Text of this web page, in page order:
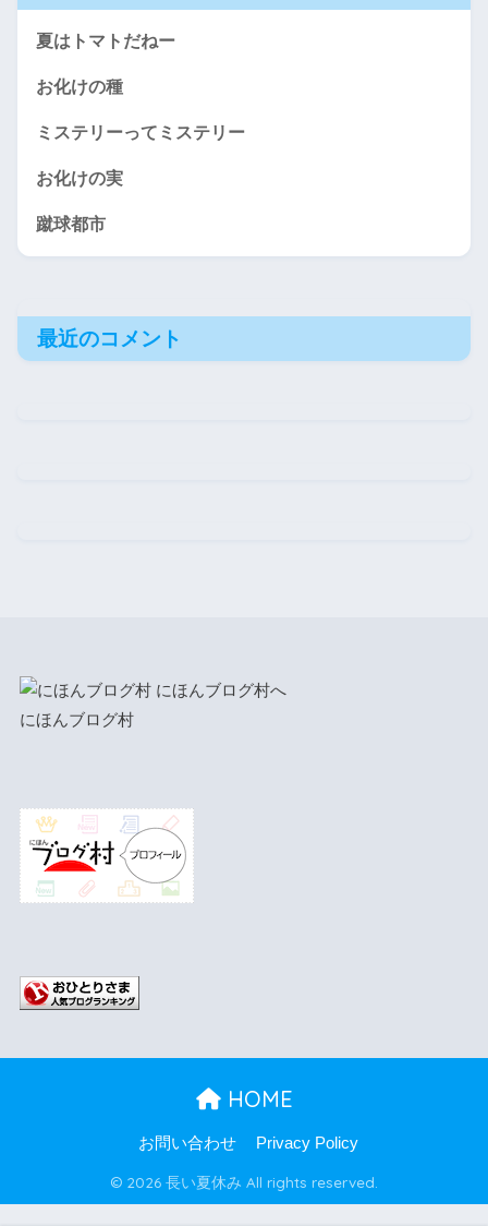
夏はトマトだねー
お化けの種
ミステリーってミステリー
お化けの実
蹴球都市
最近のコメント
にほんブログ村
HOME
お問い合わせ Privacy Policy
© 2026 長い夏休み All rights reserved.